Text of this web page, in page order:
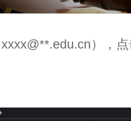
），